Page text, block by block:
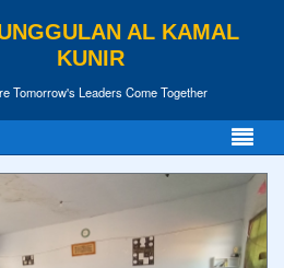
AL KAMAL
KUNIR
Tomorrow's Leaders Come Together